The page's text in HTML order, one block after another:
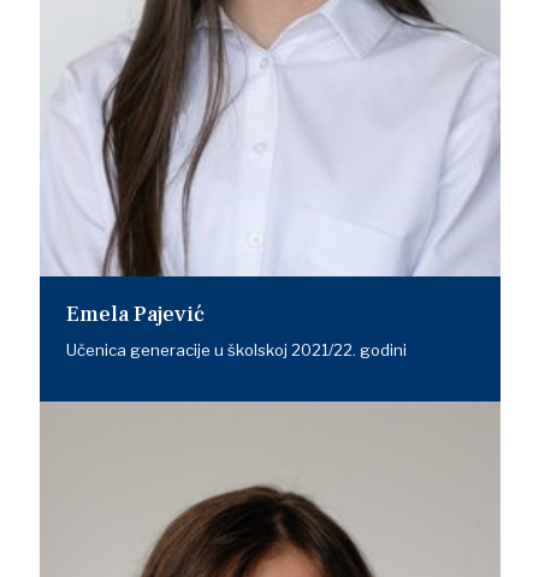
Emela Pajević
Učenica generacije u školskoj 2021/22. godini